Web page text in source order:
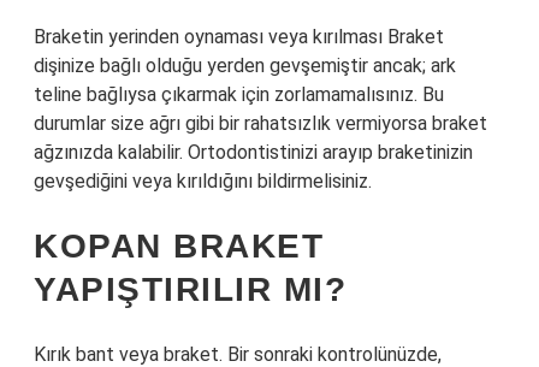
Braketin yerinden oynaması veya kırılması Braket
dişinize bağlı olduğu yerden gevşemiştir ancak; ark
teline bağlıysa çıkarmak için zorlamamalısınız. Bu
durumlar size ağrı gibi bir rahatsızlık vermiyorsa braket
ağzınızda kalabilir. Ortodontistinizi arayıp braketinizin
gevşediğini veya kırıldığını bildirmelisiniz.
KOPAN BRAKET
YAPIŞTIRILIR MI?
Kırık bant veya braket. Bir sonraki kontrolünüzde,